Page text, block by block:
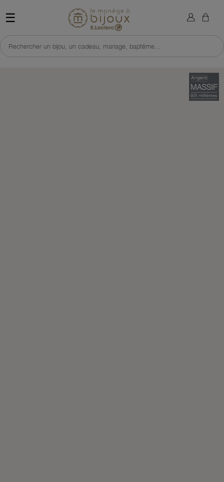
☰ Retour à l'accueil du site
Rechercher un bijou, un cadeau, mariage, baptême...
×